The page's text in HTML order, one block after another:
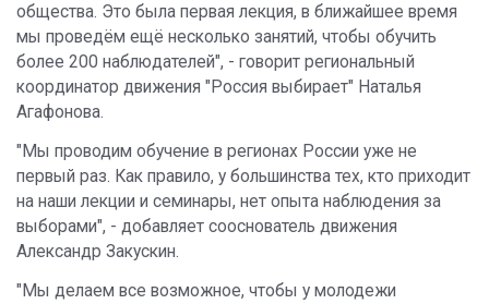
общества. Это была первая лекция, в ближайшее время
мы проведём ещё несколько занятий, чтобы обучить
более 200 наблюдателей", - говорит региональный
координатор движения "Россия выбирает" Наталья
Агафонова.
"Мы проводим обучение в регионах России уже не
первый раз. Как правило, у большинства тех, кто приходит
на наши лекции и семинары, нет опыта наблюдения за
выборами", - добавляет сооснователь движения
Александр Закускин.
"Мы делаем все возможное, чтобы у молодежи